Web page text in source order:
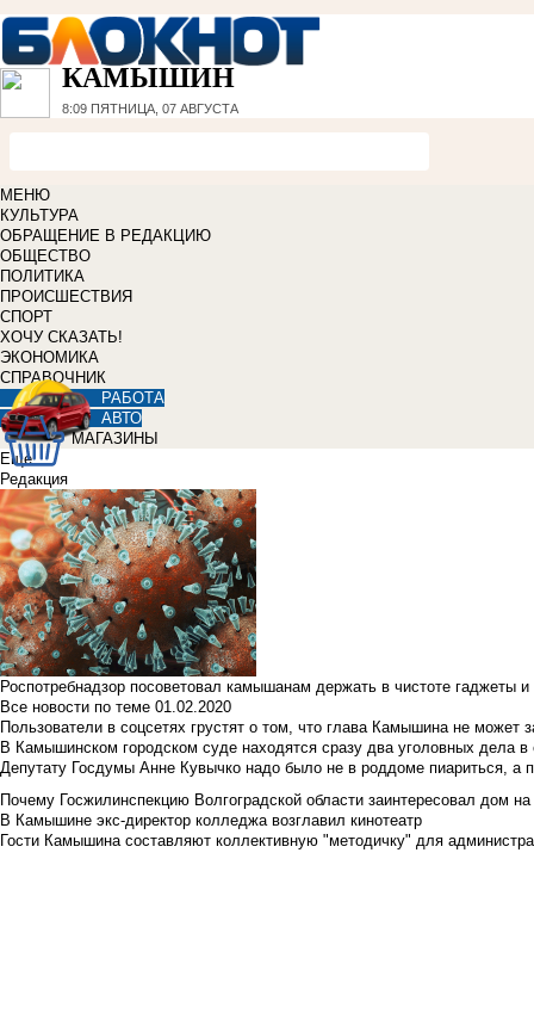
КАМЫШИН
8:09 ПЯТНИЦА, 07 АВГУСТА
МЕНЮ
КУЛЬТУРА
ОБРАЩЕНИЕ В РЕДАКЦИЮ
ОБЩЕСТВО
ПОЛИТИКА
ПРОИСШЕСТВИЯ
СПОРТ
ХОЧУ СКАЗАТЬ!
ЭКОНОМИКА
СПРАВОЧНИК
РАБОТА
АВТО
МАГАЗИНЫ
Еще
Редакция
Роспотребнадзор посоветовал камышанам держать в чистоте гаджеты
Все новости по теме 01.02.2020
Пользователи в соцсетях грустят о том, что глава Камышина не может
В Камышинском городском суде находятся сразу два уголовных дела
Депутату Госдумы Анне Кувычко надо было не в роддоме пиариться, а
Почему Госжилинспекцию Волгоградской области заинтересовал дом
В Камышине экс-директор колледжа возглавил кинотеатр
Гости Камышина составляют коллективную "методичку" для